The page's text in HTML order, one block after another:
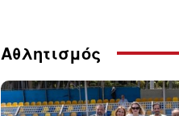
Αθλητισμός